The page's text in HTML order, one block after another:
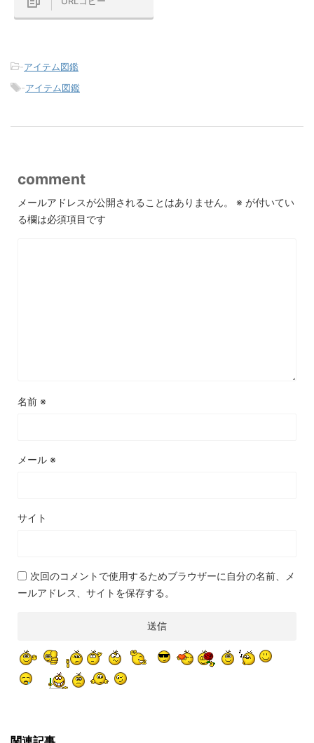
-アイテム図鑑
-アイテム図鑑
comment
メールアドレスが公開されることはありません。 ※ が付いてい
る欄は必須項目です
名前 ※
メール ※
サイト
次回のコメントで使用するためブラウザーに自分の名前、メ
ールアドレス、サイトを保存する。